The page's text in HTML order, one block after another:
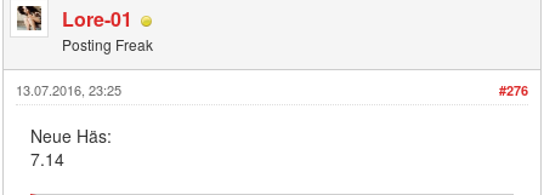
Lore-01
Posting Freak
#276
13.07.2016, 23:25
Neue Häs:
7.14